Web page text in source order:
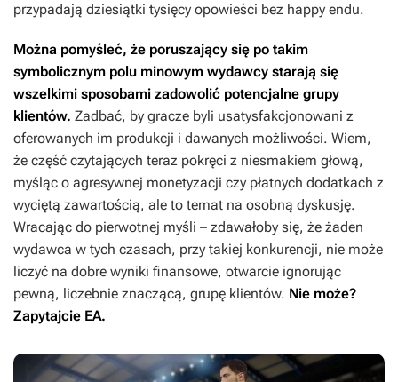
przypadają dziesiątki tysięcy opowieści bez happy endu.
Można pomyśleć, że poruszający się po takim
symbolicznym polu minowym wydawcy starają się
wszelkimi sposobami zadowolić potencjalne grupy
klientów. Zadbać, by gracze byli usatysfakcjonowani z
oferowanych im produkcji i dawanych możliwości. Wiem,
że część czytających teraz pokręci z niesmakiem głową,
myśląc o agresywnej monetyzacji czy płatnych dodatkach z
wyciętą zawartością, ale to temat na osobną dyskusję.
Wracając do pierwotnej myśli – zdawałoby się, że żaden
wydawca w tych czasach, przy takiej konkurencji, nie może
liczyć na dobre wyniki finansowe, otwarcie ignorując
pewną, liczebnie znaczącą, grupę klientów. Nie może?
Zapytajcie EA.